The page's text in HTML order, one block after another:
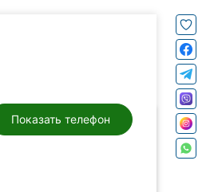
Показать телефон